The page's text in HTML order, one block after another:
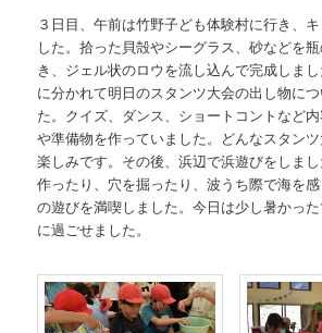
３日目、午前は竹野子ども体験村に行き、
した。拾った貝殻やシーグラス、砂などを
き、ジェル状のロウを流し込んで完成しま
に分かれて明日のスタンツ大会の出し物に
た。クイズ、ダンス、ショートコントなど
や準備物を作っていました。どんなスタン
楽しみです。その後、浜辺で浜遊びをしま
作ったり、穴を掘ったり、波うち際で海を
の遊びを満喫しました。今日は少し暑かっ
に過ごせました。